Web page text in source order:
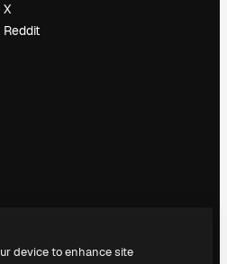
X
Reddit
device to enhance site